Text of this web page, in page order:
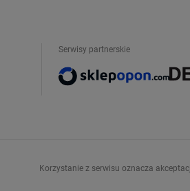
Serwisy partnerskie
Korzystanie z serwisu oznacza